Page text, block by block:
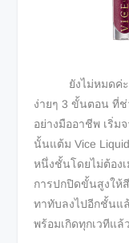
ยังไม่หมดค่ะ
ง่ายๆ 3 ขั้นตอน ที่ช่
อย่างมืออาชีพ เริ่ม
นั้นแต้ม Vice
หนึ่งชั้นโดยไม่ต้อง
การปกปิดขั้นสูงให้
ทาทับลงไปอีกชั้นแ
พร้อมเกิดทุกเวทีแล้